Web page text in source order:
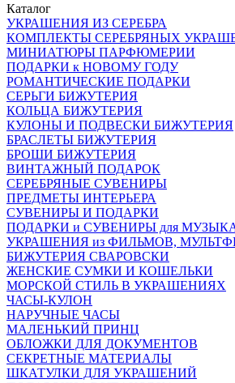
Каталог
УКРАШЕНИЯ ИЗ СЕРЕБРА
КОМПЛЕКТЫ СЕРЕБРЯНЫХ
МИНИАТЮРЫ ПАРФЮМЕРИИ
ПОДАРКИ к НОВОМУ ГОДУ
РОМАНТИЧЕСКИЕ ПОДАРКИ
СЕРЬГИ БИЖУТЕРИЯ
КОЛЬЦА БИЖУТЕРИЯ
КУЛОНЫ И ПОДВЕСКИ БИЖУТЕРИЯ
БРАСЛЕТЫ БИЖУТЕРИЯ
БРОШИ БИЖУТЕРИЯ
ВИНТАЖНЫЙ ПОДАРОК
СЕРЕБРЯНЫЕ СУВЕНИРЫ
ПРЕДМЕТЫ ИНТЕРЬЕРА
СУВЕНИРЫ И ПОДАРКИ
ПОДАРКИ и СУВЕНИРЫ для
УКРАШЕНИЯ из ФИЛЬМОВ,
БИЖУТЕРИЯ СВАРОВСКИ
ЖЕНСКИЕ СУМКИ И КОШЕЛЬКИ
МОРСКОЙ СТИЛЬ В УКРАШЕНИЯХ
ЧАСЫ-КУЛОН
НАРУЧНЫЕ ЧАСЫ
МАЛЕНЬКИЙ ПРИНЦ
ОБЛОЖКИ ДЛЯ ДОКУМЕНТОВ
СЕКРЕТНЫЕ МАТЕРИАЛЫ
ШКАТУЛКИ ДЛЯ УКРАШЕНИЙ